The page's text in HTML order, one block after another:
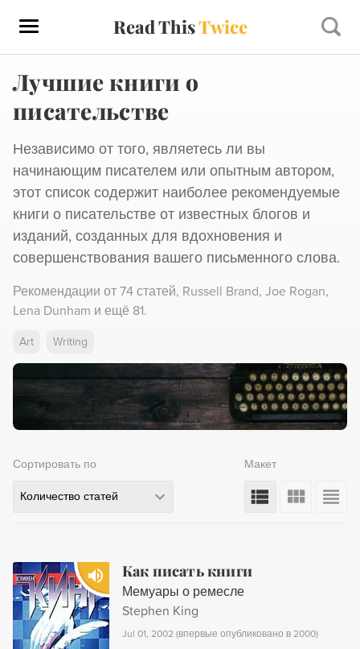
Read ThisTwice
Лучшие книги о
писательстве
Независимо от того, являетесь ли вы
начинающим писателем или опытным автором,
этот список содержит наиболее рекомендуемые
книги о писательстве от известных блогов и
изданий, созданных для вдохновения и
совершенствования вашего письменного слова.
Рекомендации от 74 статей, Russell Brand, Joe Rogan,
Lena Dunham и ещё 81.
Art Writing
Сортировать по
Количество статей
Макет
Как писать книги
Мемуары о ремесле
Stephen King
Jul 01, 2002 (впервые опубликовано в 2000)